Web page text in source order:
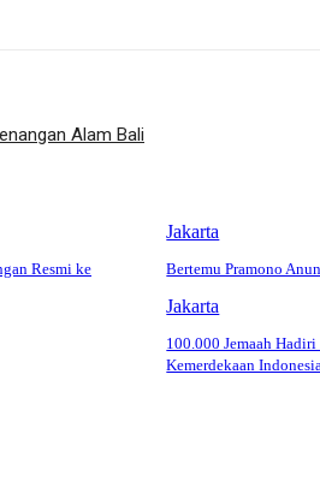
Alam Bali
Resmi ke
Jakarta
Bertemu Pramono
Jakarta
100.000 Jemaah
Kemerdekaan